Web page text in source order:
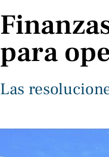
para
Las